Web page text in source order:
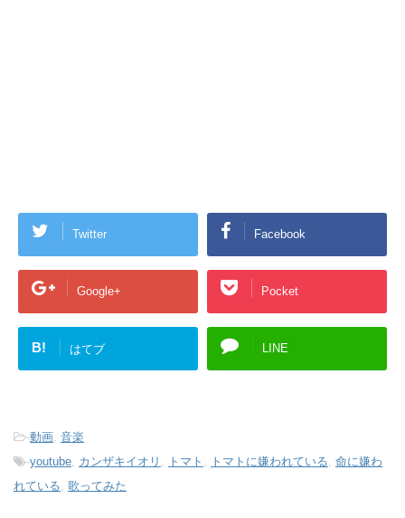
Twitter Facebook
Google+ Pocket
B! はてブ LINE
-動画, 音楽
-youtube, カンザキイオリ , トマト , トマトに嫌われている, 命に嫌わ
れている, 歌ってみた